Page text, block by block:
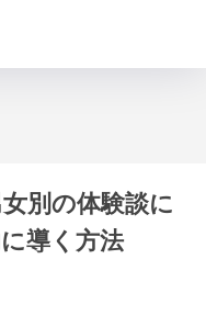
別の体験談に
導く方法